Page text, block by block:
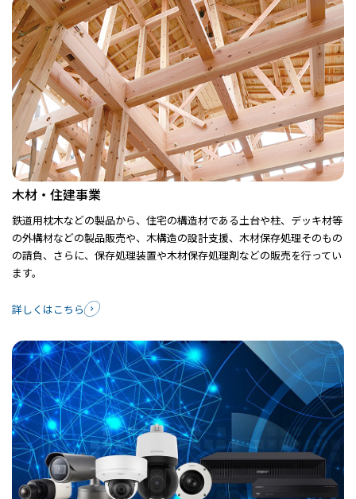
木材・住建事業
鉄道用枕木などの製品から、住宅の構造材である土台や柱、デッキ材等
の外構材などの製品販売や、木構造の設計支援、木材保存処理そのもの
の請負、さらに、保存処理装置や木材保存処理剤などの販売を行ってい
ます。
詳しくはこちら